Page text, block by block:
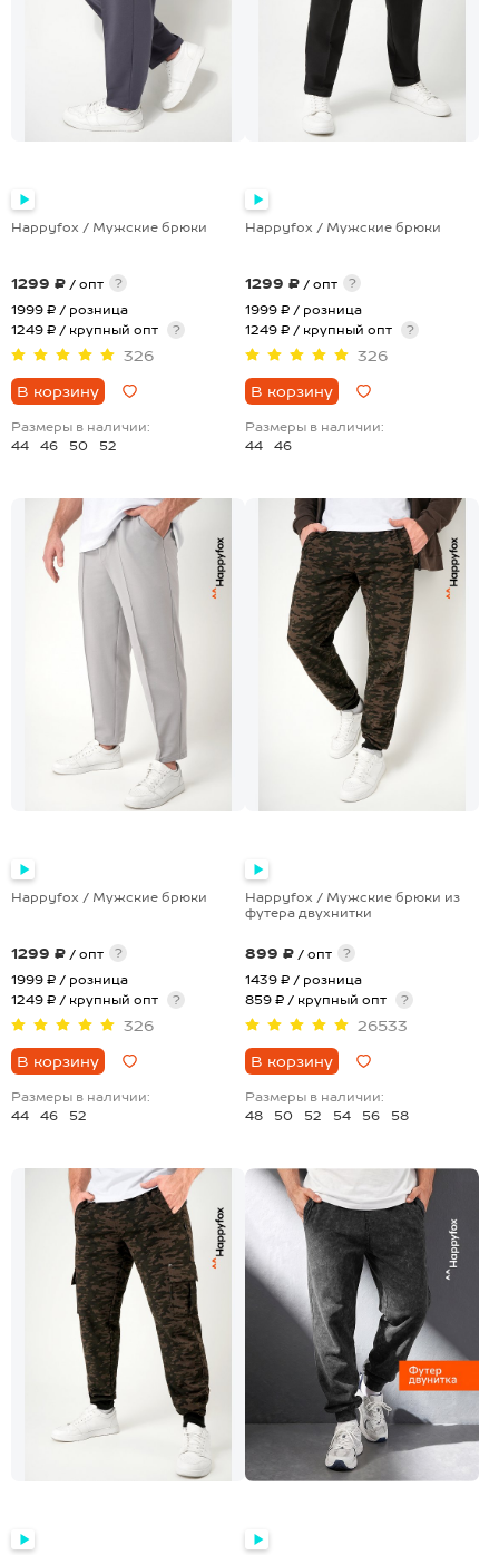
Happyfox / Мужские брюки
1299 ₽ / опт
?
1999 ₽ / розница
1249 ₽ / крупный опт
?
326
В корзину
Размеры в наличии:
44
46 50 52
Happyfox / Мужские брюки
1299 ₽ / опт
?
1999 ₽ / розница
1249 ₽ / крупный опт
?
326
В корзину
Размеры в наличии:
44
46
Happyfox / Мужские брюки
1299 ₽ / опт
?
1999 ₽ / розница
1249 ₽ / крупный опт
?
326
В корзину
Размеры в наличии:
44
46 52
Happyfox / Мужские брюки из
футера двухнитки
899 ₽ / опт
?
1439 ₽ / розница
859 ₽ / крупный опт
?
26533
В корзину
Размеры в наличии:
48
50 52 54 56 58